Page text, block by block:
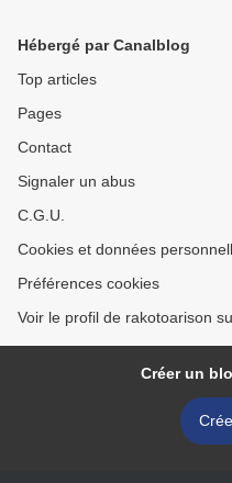
Hébergé par Canalblog
Top articles
Pages
Contact
Signaler un abus
C.G.U.
Cookies et données
Préférences cookies
Voir le profil de rakotoarison
Créer un